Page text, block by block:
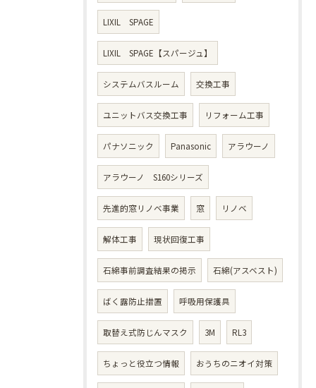
LIXIL SPAGE
LIXIL SPAGE【スパージュ】
システムバスルーム 交換工事
ユニットバス交換工事 リフォーム工事
パナソニック Panasonic アラウーノ
アラウーノ S160シリーズ
先進的窓リノベ事業 窓 リノベ
解体工事 現状回復工事
石綿事前調査結果の掲示 石綿(アスベスト)
ばく露防止措置 呼吸用保護具
取替え式防じんマスク 3M RL3
ちょっと役立つ情報 おうちのニオイ対策